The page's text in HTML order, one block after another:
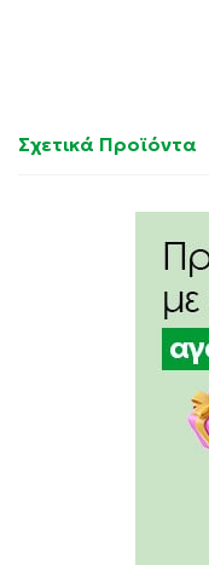
Σχετικά Προϊόντα